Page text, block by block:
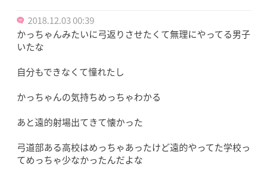
2018.12.03 00:39
かっちゃんみたいに弓返りさせたくて無理にやってる男子
いたな
自分もできなくて憧れたし
かっちゃんの気持ちめっちゃわかる
あと遠的射場出てきて懐かった
弓道部ある高校はめっちゃあったけど遠的やってた学校っ
てめっちゃ少なかったんだよな